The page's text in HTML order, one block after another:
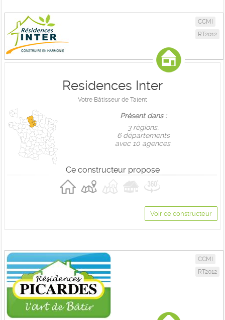
CCMI
RT2012
Residences Inter
Votre Bâtisseur de Talent
Présent dans :
3 règions,
6 départements
avec 10 agences.
Ce constructeur propose
Voir ce constructeur
CCMI
RT2012